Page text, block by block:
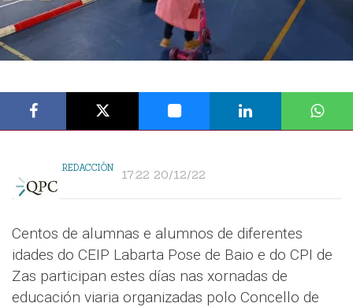
REDACCIÓN 17:22 20/12/22
Centos de alumnas e alumnos de diferentes
idades do CEIP Labarta Pose de Baio e do CPI de
Zas participan estes días nas xornadas de
educación viaria organizadas polo Concello de